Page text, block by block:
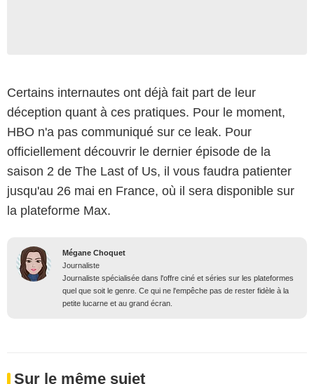
Certains internautes ont déjà fait part de leur
déception quant à ces pratiques. Pour le moment,
HBO n'a pas communiqué sur ce leak. Pour
officiellement découvrir le dernier épisode de la
saison 2 de The Last of Us, il vous faudra patienter
jusqu'au 26 mai en France, où il sera disponible sur
la plateforme Max.
Mégane Choquet
Journaliste
Journaliste spécialisée dans l'offre ciné et séries sur les plateformes
quel que soit le genre. Ce qui ne l'empêche pas de rester fidèle à la
petite lucarne et au grand écran.
Sur le même sujet